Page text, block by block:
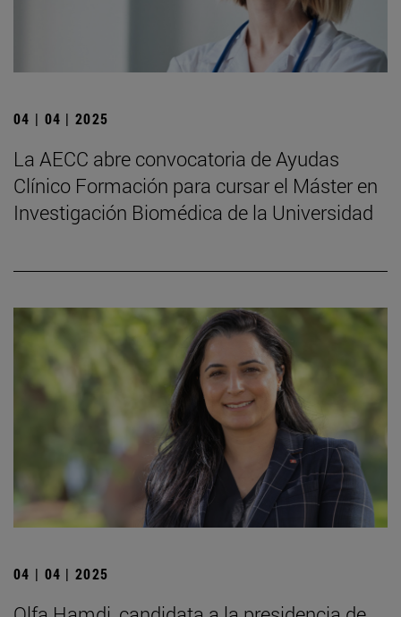
04 | 04 | 2025
La AECC abre convocatoria de Ayudas
Clínico Formación para cursar el Máster en
Investigación Biomédica de la Universidad
04 | 04 | 2025